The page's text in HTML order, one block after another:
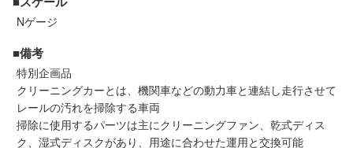
北海道・東北
中部 関西
Nゲージ
■備考
特別企画品
クリーニングカーとは、機関車などの動力車と連結し走行させて
レールの汚れを掃除する車両
掃除に使用するパーツは主にクリーニングファン、乾式ディス
ク、湿式ディスクがあり、用途に合わせた運用と交換可能